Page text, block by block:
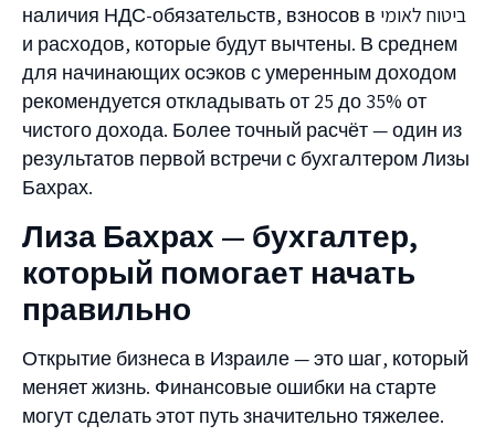
наличия НДС-обязательств, взносов в ביטוח לאומי
и расходов, которые будут вычтены. В среднем
для начинающих осэков с умеренным доходом
рекомендуется откладывать от 25 до 35% от
чистого дохода. Более точный расчёт — один из
результатов первой встречи с бухгалтером Лизы
Бахрах.
Лиза Бахрах — бухгалтер,
который помогает начать
правильно
Открытие бизнеса в Израиле — это шаг, который
меняет жизнь. Финансовые ошибки на старте
могут сделать этот путь значительно тяжелее.